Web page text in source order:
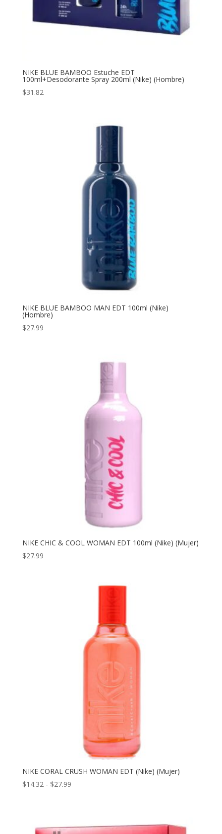
NIKE BLUE BAMBOO Estuche EDT
100ml+Desodorante Spray 200ml (Nike) (Hombre)
$31.82
NIKE BLUE BAMBOO MAN EDT 100ml (Nike)
(Hombre)
$27.99
NIKE CHIC & COOL WOMAN EDT 100ml (Nike) (Mujer)
$27.99
NIKE CORAL CRUSH WOMAN EDT (Nike) (Mujer)
$14.32 - $27.99Rango
$14.32